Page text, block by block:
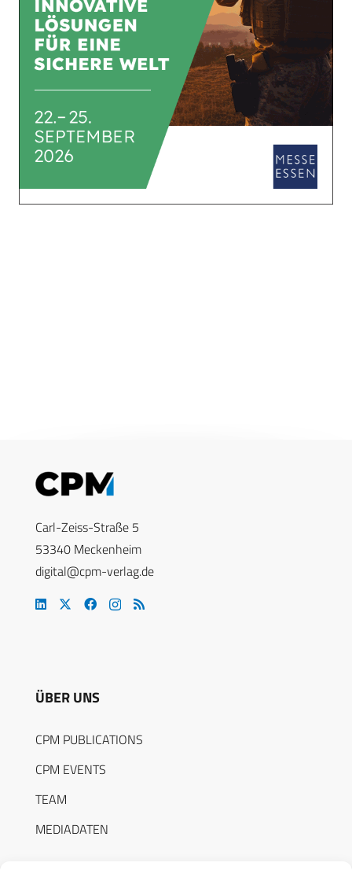
Carl-Zeiss-Straße 5
53340 Meckenheim
digital@cpm-verlag.de
ÜBER UNS
CPM PUBLICATIONS
CPM EVENTS
TEAM
MEDIADATEN